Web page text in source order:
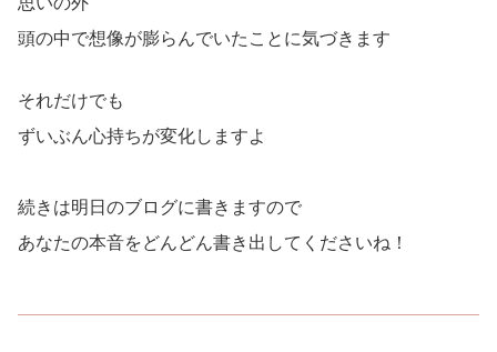
頭の中で想像が膨らんでいたことに気づきます
それだけでも
ずいぶん心持ちが変化しますよ
続きは明日のブログに書きますので
あなたの本音をどんどん書き出してくださいね！